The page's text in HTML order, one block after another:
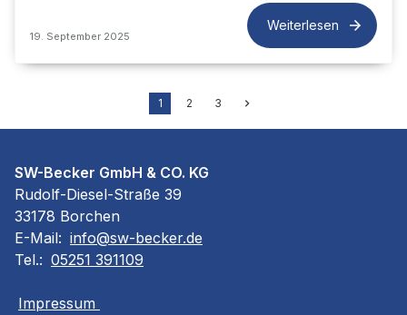
19. September 2025
Weiterlesen
1 2 3
SW-Becker GmbH & CO. KG
Rudolf-Diesel-Straße 39
33178 Borchen
E-Mail: info@sw-becker.de
Tel.: 05251 391109
Impressum